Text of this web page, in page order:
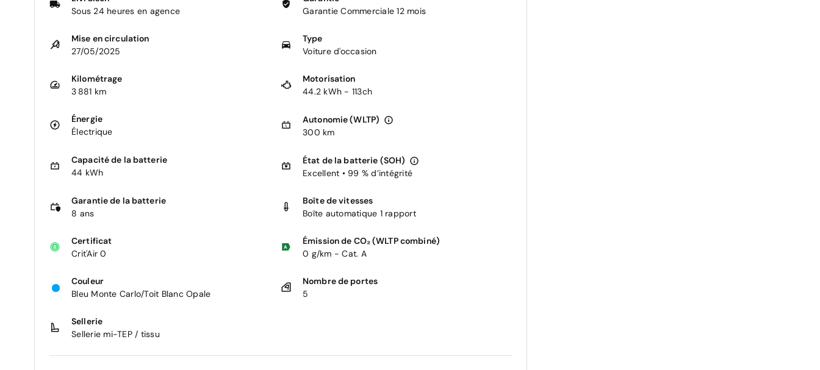
Sous 24 heures en agence
Garantie Commerciale 12 mois
Mise en circulation
27/05/2025
Type
Voiture d'occasion
Kilométrage
3 881 km
Motorisation
44.2 kWh - 113ch
Énergie
Électrique
Autonomie (WLTP)
300 km
Capacité de la batterie
44 kWh
État de la batterie (SOH)
Excellent • 99 % d’intégrité
Garantie de la batterie
8 ans
Boîte de vitesses
Boîte automatique 1 rapport
Certificat
Crit'Air 0
Émission de CO₂ (WLTP combiné)
0 g/km - Cat. A
Couleur
Bleu Monte Carlo/Toit Blanc Opale
Nombre de portes
5
Sellerie
Sellerie mi-TEP / tissu